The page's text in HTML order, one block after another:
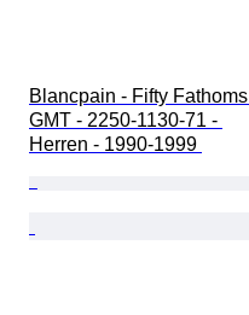
Blancpain - Fifty Fathoms
GMT - 2250-1130-71 -
Herren - 1990-1999